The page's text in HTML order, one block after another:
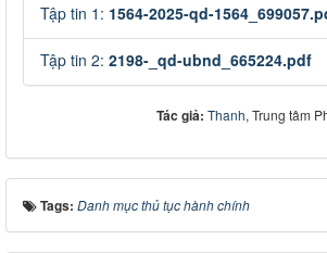
Tập tin 1: 1564-2025-qd-
Tập tin 2: 2198-_qd-ubnd_665224.pdf
Tác giả: Thanh, Trung tâm
Tags: Danh mục thủ tục hành chính